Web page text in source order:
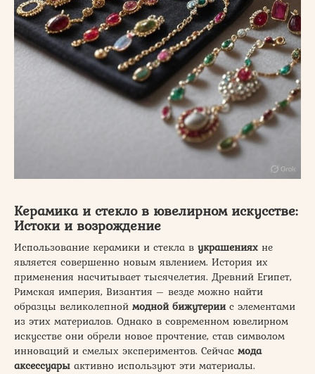
Керамика и стекло в ювелирном искусстве:
Истоки и возрождение
Использование керамики и стекла в украшениях не
является совершенно новым явлением. История их
применения насчитывает тысячелетия. Древний Египет,
Римская империя, Византия – везде можно найти
образцы великолепной модной бижутериис элементами
из этих материалов. Однако в современном ювелирном
искусстве они обрели новое прочтение, став символом
инноваций и смелых экспериментов. Сейчас мода
аксессуары активно используют эти материалы.